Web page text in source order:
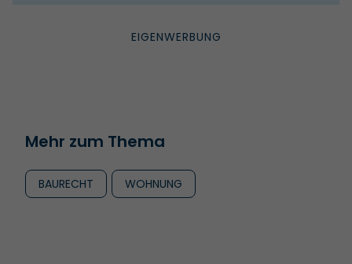
Mehr zum Thema
BAURECHT WOHNUNG